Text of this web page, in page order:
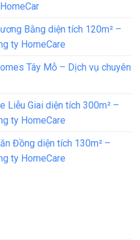
Bằng diện tích 120m² –
ty HomeCare
Tây Mỗ – Dịch vụ chuyên
Liễu Giai diện tích 300m² –
ty HomeCare
Đồng diện tích 130m² –
ty HomeCare